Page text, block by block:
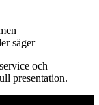
säger
och
presentation.